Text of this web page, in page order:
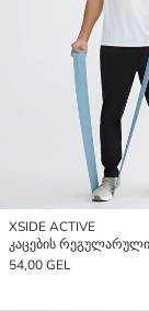
XSIDE ACTIVE
54,00 GEL